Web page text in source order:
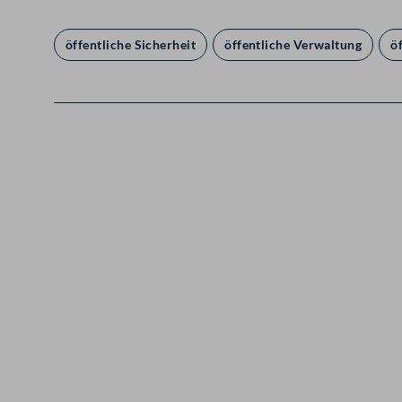
öffentliche Sicherheit öffentliche Verwaltung